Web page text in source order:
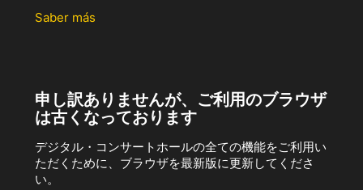
Saber más
申し訳ありませんが、ご利用のブラウザ
は古くなっております
デジタル・コンサートホールの全ての機能をご利用い
ただくために、ブラウザを最新版に更新してくださ
い。